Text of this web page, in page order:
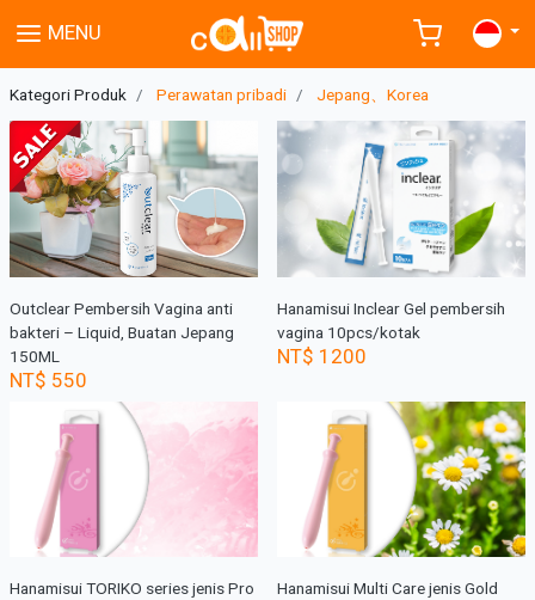
MENU
Kategori Produk Perawatan pribadi Jepang、Korea
Outclear Pembersih Vagina anti
bakteri – Liquid, Buatan Jepang
150ML
NT$ 550
Hanamisui Inclear Gel pembersih
vagina 10pcs/kotak
NT$ 1200
Hanamisui TORIKO series jenis Pro
Hanamisui Multi Care jenis Gold